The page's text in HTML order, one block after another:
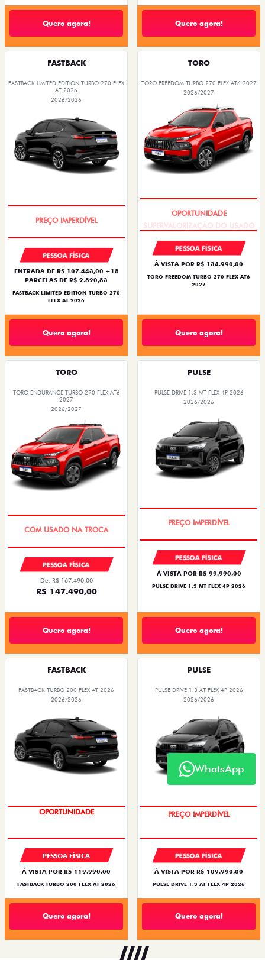
Quero agora! Quero agora!
FASTBACK
FASTBACK LIMITED EDITION TURBO 270 FLEX
AT 2026
2026/2026
PESSOA FÍSICA
ENTRADA DE R$ 107.443,00 +18
PARCELAS DE R$ 2.820,83
FASTBACK LIMITED EDITION TURBO 270
FLEX AT 2026
Quero agora!
TORO
TORO FREEDOM TURBO 270 FLEX AT6 2027
2026/2027
PESSOA FÍSICA
À VISTA POR R$ 134.990,00
TORO FREEDOM TURBO 270 FLEX AT6
2027
Quero agora!
TORO
TORO ENDURANCE TURBO 270 FLEX AT6
2027
2026/2027
PESSOA FÍSICA
De: R$ 167.490,00
R$ 147.490,00
Quero agora!
PULSE
PULSE DRIVE 1.3 MT FLEX 4P 2026
2026/2026
PESSOA FÍSICA
À VISTA POR R$ 99.990,00
PULSE DRIVE 1.3 MT FLEX 4P 2026
Quero agora!
FASTBACK
FASTBACK TURBO 200 FLEX AT 2026
2026/2026
OPORTUNIDADE
PESSOA FÍSICA
À VISTA POR R$ 119.990,00
FASTBACK TURBO 200 FLEX AT 2026
Quero agora!
PULSE
PULSE DRIVE 1.3 AT FLEX 4P 2026
2026/2026
O SUV AUTOMÁTICO MAIS
PESSOA FÍSICA
À VISTA POR R$ 109.990,00
PULSE DRIVE 1.3 AT FLEX 4P 2026
Quero agora!
WhatsApp